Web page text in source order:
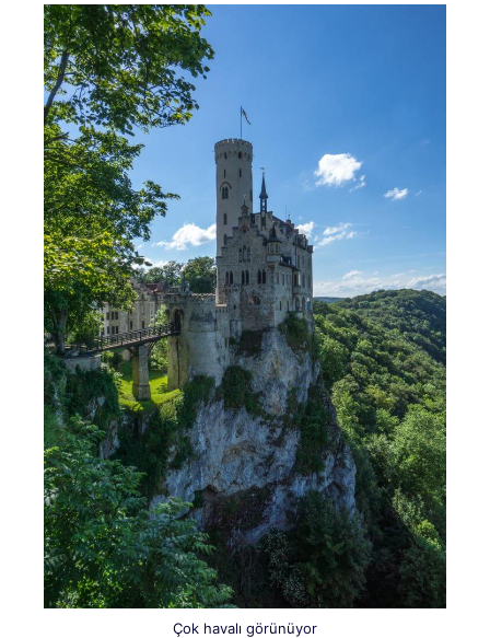
Çok havalı görünüyor